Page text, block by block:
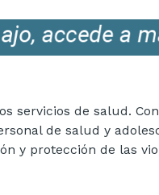
servicios de salud.
de salud y
y protección de las